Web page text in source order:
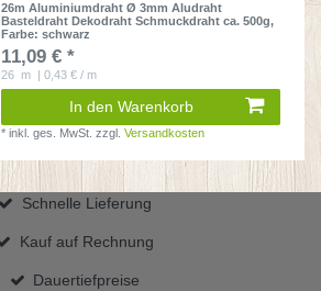
26m Aluminiumdraht Ø 3mm Aludraht
Basteldraht Dekodraht Schmuckdraht ca. 500g,
Farbe: schwarz
11,09 € *
26 m | 0,43 € / m
In den Warenkorb
*inkl. ges. MwSt. zzgl.Versandkosten
Schnelle Lieferung
Kauf auf Rechnung
Dauertiefpreise